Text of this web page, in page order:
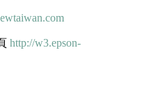
http://w3.epson-